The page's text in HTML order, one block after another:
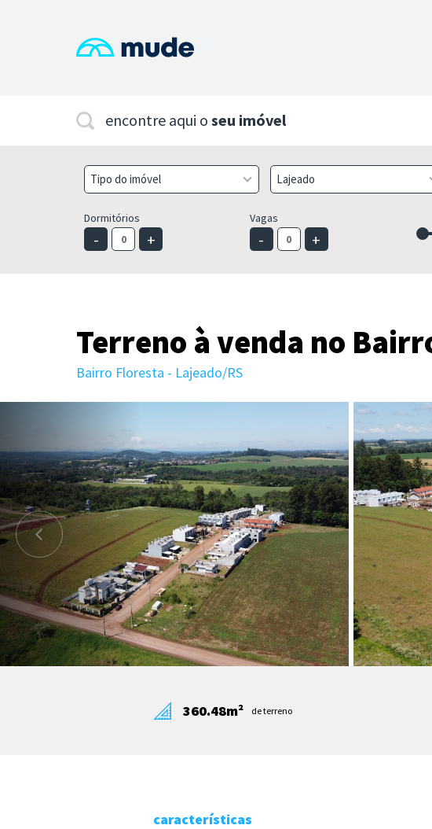
encontre aqui o seu imóvel
Tipo do imóvel Lajeado
Dormitórios
- +
Vagas
- +
Terreno à venda no
Bairro Floresta - Lajeado/RS
360.48m² de terreno
características